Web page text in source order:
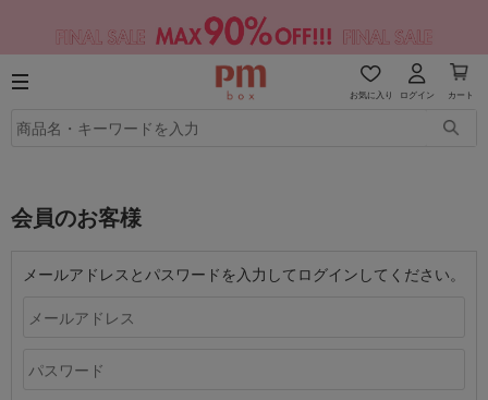
お気に入り ログイン カート
会員のお客様
メールアドレスとパスワードを入力してログインしてください。